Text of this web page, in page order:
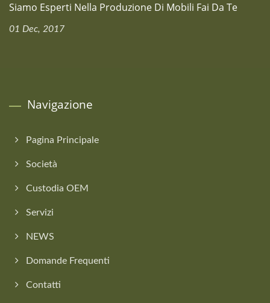
Siamo Esperti Nella Produzione Di Mobili Fai Da Te
01 Dec, 2017
Navigazione
Pagina Principale
Società
Custodia OEM
Servizi
NEWS
Domande Frequenti
Contatti